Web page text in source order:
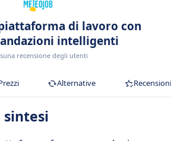
di lavoro con
intelligenti
recensione degli utenti
Alternative Recensioni